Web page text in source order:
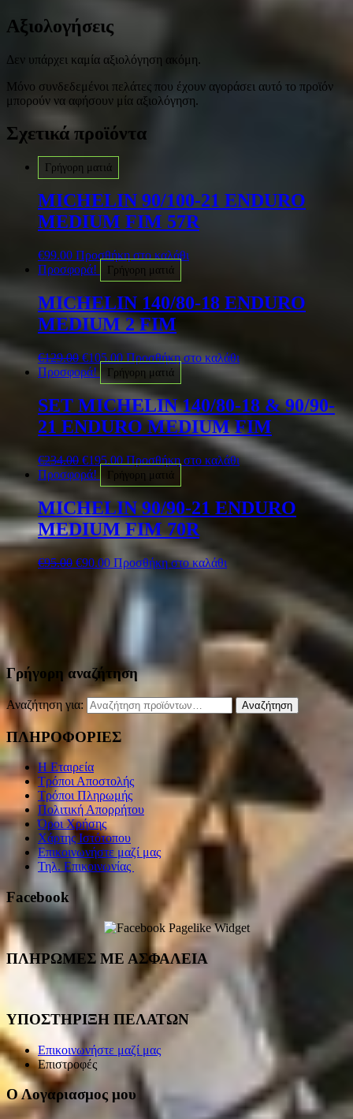
Αξιολογήσεις
Δεν υπάρχει καμία αξιολόγηση ακόμη.
Μόνο συνδεδεμένοι πελάτες που έχουν αγοράσει αυτό το προϊόν
μπορούν να αφήσουν μία αξιολόγηση.
Σχετικά προϊόντα
Γρήγορη ματιά
MICHELIN 90/100-21 ENDURO
MEDIUM FIM 57R
€99.00 Προσθήκη στο καλάθι
Προσφορά!
Γρήγορη ματιά
MICHELIN 140/80-18 ENDURO
MEDIUM 2 FIM
€129.00 €105.00 Προσθήκη στο καλάθι
Προσφορά!
Γρήγορη ματιά
SET MICHELIN 140/80-18 & 90/90-
21 ENDURO MEDIUM FIM
€234.00 €195.00 Προσθήκη στο καλάθι
Προσφορά!
Γρήγορη ματιά
MICHELIN 90/90-21 ENDURO
MEDIUM FIM 70R
€95.00 €90.00 Προσθήκη στο καλάθι
Γρήγορη αναζήτηση
Αναζήτηση για: Αναζήτηση
ΠΛΗΡΟΦΟΡΙΕΣ
Η Εταιρεία
Τρόποι Αποστολής
Τρόποι Πληρωμής
Πολιτική Απορρήτου
Όροι Χρήσης
Χάρτης Ιστότοπου
Επικοινωνήστε μαζί μας
Τηλ. Επικοινωνίας
Facebook
ΠΛΗΡΩΜΕΣ ΜΕ ΑΣΦΑΛΕΙΑ
ΥΠΟΣΤΗΡΙΞΗ ΠΕΛΑΤΩΝ
Επικοινωνήστε μαζί μας
Επιστροφές
Ο Λογαριασμος μου